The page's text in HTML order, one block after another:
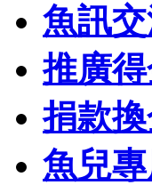
魚訊
推廣
捐款
魚兒